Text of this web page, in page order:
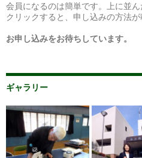
会員になるのは簡単です。上に並
クリックすると、申し込みの方法が
お申し込みをお待ちしています。
ギャラリー